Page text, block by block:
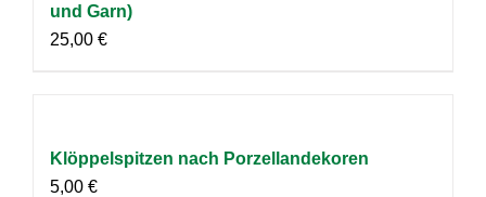
und Garn)
25,00 €
Klöppelspitzen nach Porzellandekoren
5,00 €